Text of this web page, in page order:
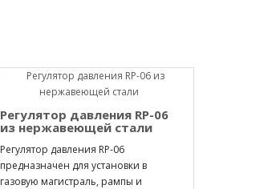
Регулятор давления RP-06
из нержавеющей стали
Регулятор давления RP-06
предназначен для установки в
газовую магистраль, рампы и